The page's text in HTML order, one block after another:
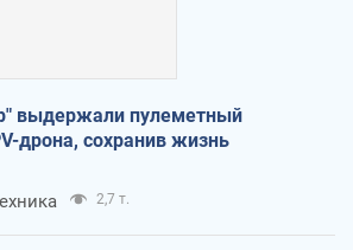
выдержали пулеметный
дрона, сохранив жизнь
2,7 т.